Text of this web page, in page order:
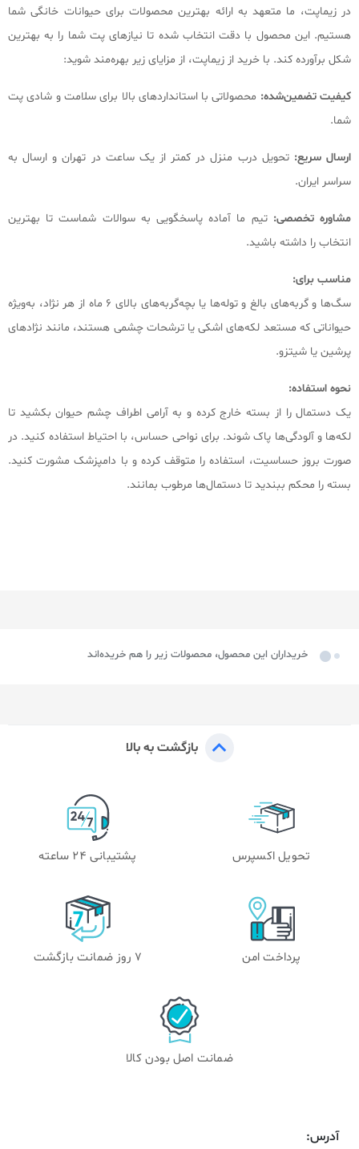
در زیماپت، ما متعهد به ارائه بهترین محصولات برای حیوانات خانگی شما
هستیم. این محصول با دقت انتخاب شده تا نیازهای پت شما را به بهترین
شکل برآورده کند. با خرید از زیماپت، از مزایای زیر بهره‌مند شوید:
کیفیت تضمین‌شده: محصولاتی با استانداردهای بالا برای سلامت و شادی پت
شما.
ارسال سریع: تحویل درب منزل در کمتر از یک ساعت در تهران و ارسال به
سراسر ایران.
مشاوره تخصصی: تیم ما آماده پاسخگویی به سوالات شماست تا بهترین
انتخاب را داشته باشید.
مناسب برای:
سگ‌ها و گربه‌های بالغ و توله‌ها یا بچه‌گربه‌های بالای 6 ماه از هر نژاد، به‌ویژه
حیواناتی که مستعد لکه‌های اشکی یا ترشحات چشمی هستند، مانند نژادهای
پرشین یا شیتزو.
نحوه استفاده:
یک دستمال را از بسته خارج کرده و به آرامی اطراف چشم حیوان بکشید تا
لکه‌ها و آلودگی‌ها پاک شوند. برای نواحی حساس، با احتیاط استفاده کنید. در
صورت بروز حساسیت، استفاده را متوقف کرده و با دامپزشک مشورت کنید.
بسته را محکم ببندید تا دستمال‌ها مرطوب بمانند.
خریداران این محصول، محصولات زیر را هم خریده‌اند
بازگشت به بالا
تحویل اکسپرس پشتیبانی 24 ساعته
پرداخت امن ۷ روز ضمانت بازگشت
ضمانت اصل بودن کالا
آدرس: